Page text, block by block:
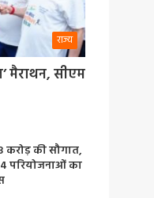
राज्य
मैराथन, सीएम
करोड़ की सौगात,
परियोजनाओं का